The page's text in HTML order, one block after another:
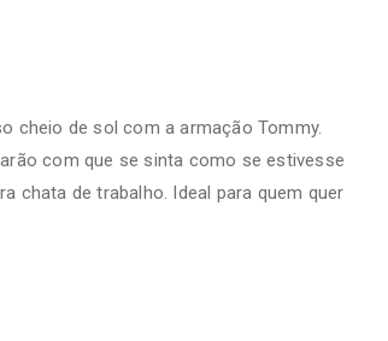
cheio de sol com a armação Tommy.
com que se sinta como se estivesse
chata de trabalho. Ideal para quem quer